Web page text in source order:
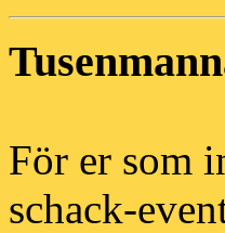
För er som
schack-